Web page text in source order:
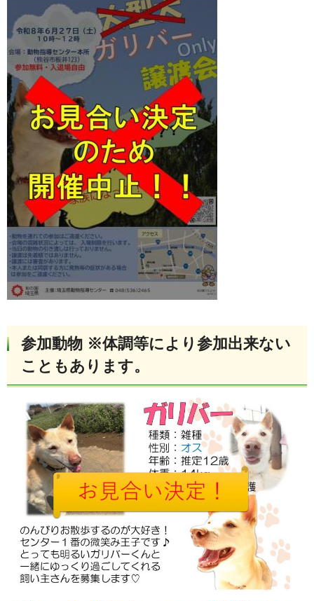
参加動物 ※体調等により参加出来ない
こともあります。